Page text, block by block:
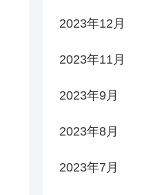
2023年12月
2023年11月
2023年9月
2023年8月
2023年7月